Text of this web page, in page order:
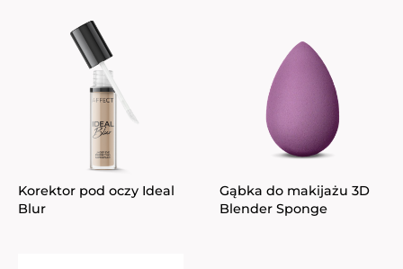
Korektor pod oczy Ideal
Blur
Gąbka do makijażu 3D
Blender Sponge